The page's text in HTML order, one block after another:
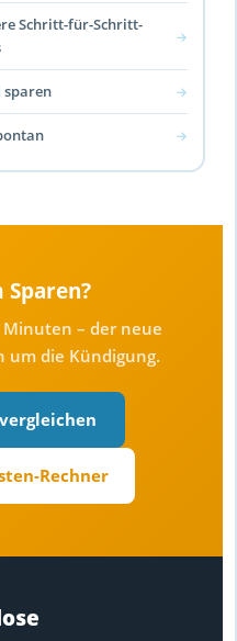
Schritt-für-Schritt-
→
sparen →
→
– der neue
um die Kündigung.
Rechner